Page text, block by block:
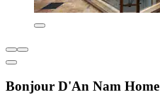
Bonjour D'An Nam Home